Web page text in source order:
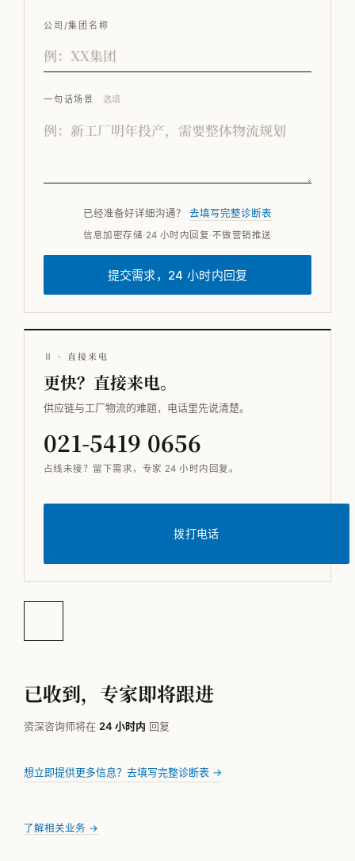
公司/集团名称
一句话场景 选填
已经准备好详细沟通？ 去填写完整诊断表
信息加密存储· 24 小时内回复·不做营销推送
提交需求，24 小时内回复
Ⅱ · 直接来电
更快？直接来电。
供应链与工厂物流的难题，电话里先说清楚。
021-5419 0656
占线未接？留下需求，专家 24 小时内回复。
拨打电话
已收到，专家即将跟进
资深咨询师将在 24 小时内 回复
想立即提供更多信息？去填写完整诊断表 →
了解相关业务 →